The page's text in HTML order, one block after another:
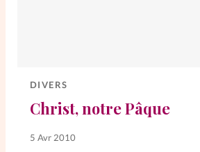
DIVERS
Christ, notre Pâque
5 Avr 2010